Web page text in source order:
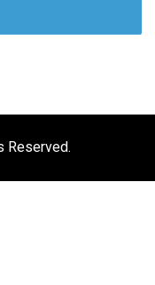
Reserved.